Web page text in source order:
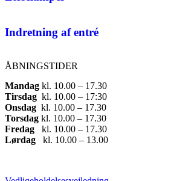
Indretning af entré
ÅBNINGSTIDER
Mandag ​ kl. 10.00 – 17.30​
Tirsdag ​ kl. 10.00 – 17:30​
Onsdag ​ kl. 10.00 – 17.30​
Torsdag ​ kl. 10.00 – 17.30​
Fredag ​ kl. 10.00 – 17.30​
Lørdag ​ kl. 10.00 – 13.00